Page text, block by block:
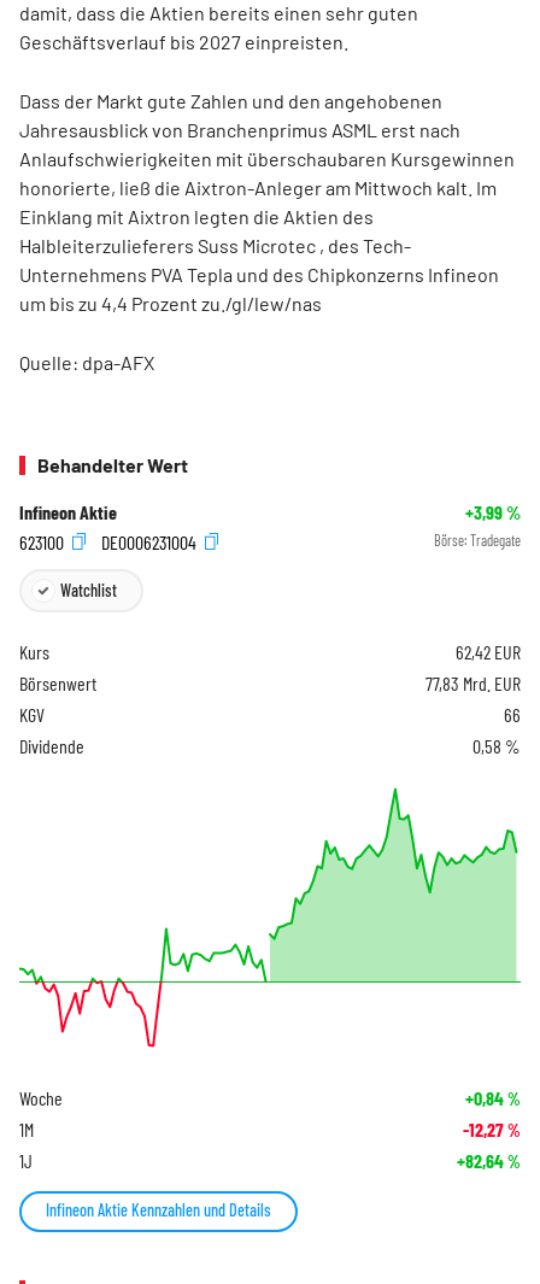
damit, dass die Aktien bereits einen sehr guten
Geschäftsverlauf bis 2027 einpreisten.
Dass der Markt gute Zahlen und den angehobenen
Jahresausblick von Branchenprimus ASML erst nach
Anlaufschwierigkeiten mit überschaubaren Kursgewinnen
honorierte, ließ die Aixtron-Anleger am Mittwoch kalt. Im
Einklang mit Aixtron legten die Aktien des
Halbleiterzulieferers Suss Microtec , des Tech-
Unternehmens PVA Tepla und des Chipkonzerns Infineon
um bis zu 4,4 Prozent zu./gl/lew/nas
Quelle: dpa-AFX
Behandelter Wert
Infineon Aktie +3,99%
623100
DE0006231004 Börse: Tradegate
Watchlist
Kurs 62,42 EUR
Börsenwert
77,83 Mrd. EUR
KGV
66
Dividende
0,58 %
Woche +0,84%
1M -12,27%
1J +82,64%
Infineon Aktie Kennzahlen und Details